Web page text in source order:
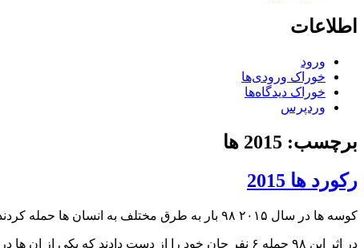
اطلاعات
ورود
خوراک ورودی‌ها
خوراک دیدگاه‌ها
وردپرس
برچسب: 2015 ها
رکورد ها 2015
کوسه ها در سال ۲۰۱۵ ۹۸ بار به طرق مختلف به انسان ها حمله کردند که رکورد جدیدی محسوب میشود.
در اثر این ۹۸ حمله ۶ نفر جان خود را از دست دادند که یکی از ان ها در جزیره هاوایی امریکا بوده است.